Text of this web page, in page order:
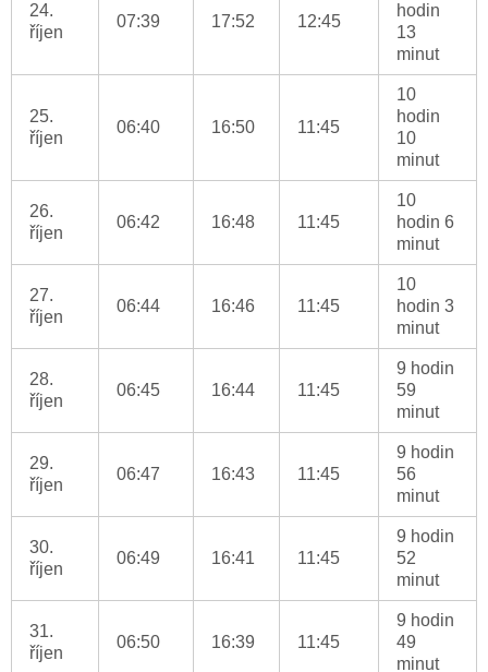
24.
říjen
07:39 17:52 12:45
hodin
13
minut
25.
říjen
06:40 16:50 11:45
10
hodin
10
minut
26.
říjen
06:42 16:48 11:45
10
hodin 6
minut
27.
říjen
06:44 16:46 11:45
10
hodin 3
minut
28.
říjen
06:45 16:44 11:45
9 hodin
59
minut
29.
říjen
06:47 16:43 11:45
9 hodin
56
minut
30.
říjen
06:49 16:41 11:45
9 hodin
52
minut
31.
říjen
06:50 16:39 11:45
9 hodin
49
minut